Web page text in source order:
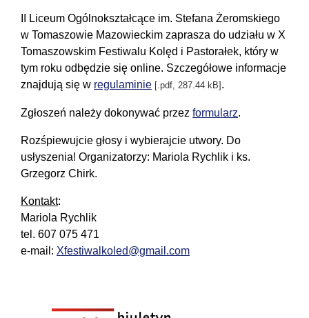
II Liceum Ogólnokształcące im. Stefana Żeromskiego
w Tomaszowie Mazowieckim zaprasza do udziału w X
Tomaszowskim Festiwalu Kolęd i Pastorałek, który w
tym roku odbędzie się online. Szczegółowe informacje
znajdują się w regulaminie [.pdf, 287.44 kB] .
Zgłoszeń należy dokonywać przez formularz.
Rozśpiewujcie głosy i wybierajcie utwory. Do
usłyszenia! Organizatorzy: Mariola Rychlik i ks.
Grzegorz Chirk.
Kontakt:
Mariola Rychlik
tel. 607 075 471
e-mail: Xfestiwalkoled@gmail.com